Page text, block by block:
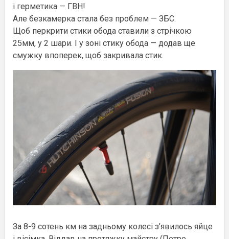
і герметика — ГВН!
Але безкамерка стала без проблем — ЗБС.
Щоб перкрити стики обода ставили з стрічкою
25мм, у 2 шари. І у зоні стику обода — додав ще
смужку впоперек, щоб закривала стик.
За 8-9 сотень км на задньому колесі з’явилось яйце